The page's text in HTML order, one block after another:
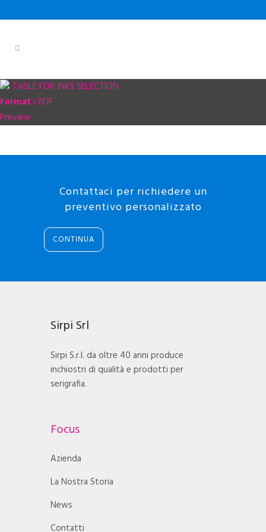
TABLE FOR INKS SELECTION
Format :PDF
Preview
Contattaci per richiedere un
preventivo personalizzato
CONTINUA
Sirpi Srl
Sirpi S.r.l. da oltre 40 anni produce
inchiostri di qualità e prodotti per
serigrafia.
Focus
Azienda
La Nostra Storia
News
Contatti